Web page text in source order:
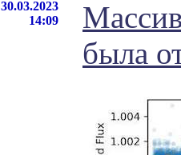
30.03.2023
14:09
была